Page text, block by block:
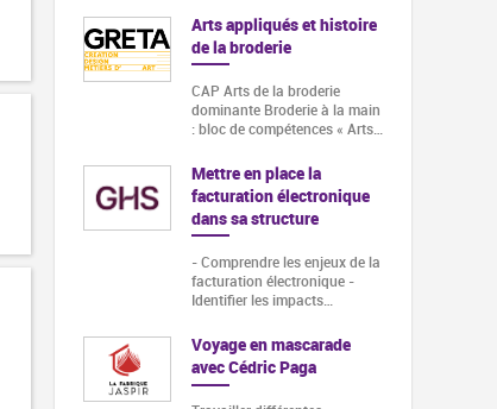
Arts appliqués et histoire
de la broderie
CAP Arts de la broderie
dominante Broderie à la main
: bloc de compétences « Arts…
Mettre en place la
facturation électronique
dans sa structure
- Comprendre les enjeux de la
facturation électronique -
Identifier les impacts…
Voyage en mascarade
avec Cédric Paga